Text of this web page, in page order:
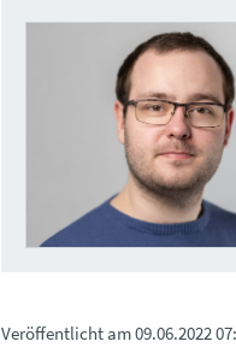
Veröffentlicht am09.06.2022